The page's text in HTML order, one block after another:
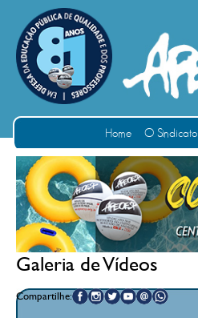
Home O Sindicato
Galeria de Vídeos
Compartilhe: